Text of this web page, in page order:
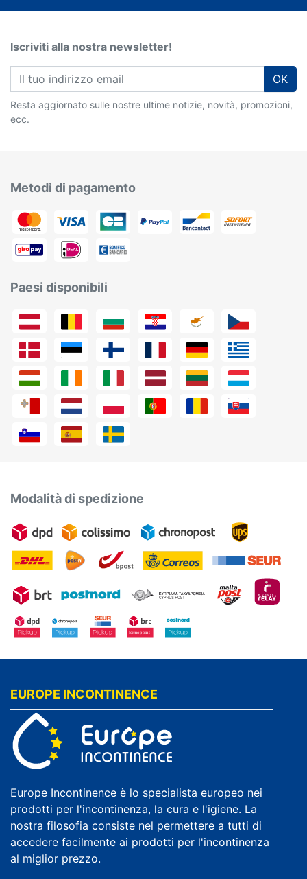
Iscriviti alla nostra newsletter!
OK
Resta aggiornato sulle nostre ultime notizie, novità, promozioni,
ecc.
Metodi di pagamento
Paesi disponibili
Modalità di spedizione
EUROPE INCONTINENCE
Europe Incontinence è lo specialista europeo nei
prodotti per l'incontinenza, la cura e l'igiene. La
nostra filosofia consiste nel permettere a tutti di
accedere facilmente ai prodotti per l'incontinenza
al miglior prezzo.